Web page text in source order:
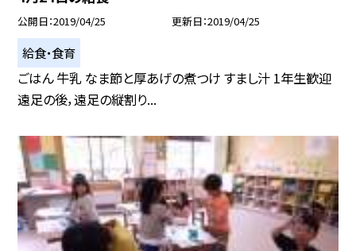
公開日 2019/04/25 更新日 2019/04/25
給食・食育
ごはん 牛乳 なま節と厚あげの煮つけ すまし汁 1年生歓迎
遠足の後，遠足の縦割り...